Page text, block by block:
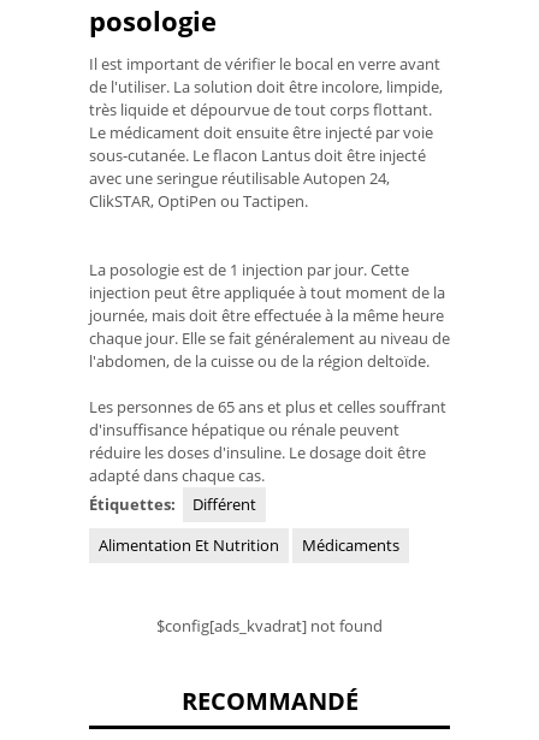
posologie
Il est important de vérifier le bocal en verre avant
de l'utiliser. La solution doit être incolore, limpide,
très liquide et dépourvue de tout corps flottant.
Le médicament doit ensuite être injecté par voie
sous-cutanée. Le flacon Lantus doit être injecté
avec une seringue réutilisable Autopen 24,
ClikSTAR, OptiPen ou Tactipen.
La posologie est de 1 injection par jour. Cette
injection peut être appliquée à tout moment de la
journée, mais doit être effectuée à la même heure
chaque jour. Elle se fait généralement au niveau de
l'abdomen, de la cuisse ou de la région deltoïde.
Les personnes de 65 ans et plus et celles souffrant
d'insuffisance hépatique ou rénale peuvent
réduire les doses d'insuline. Le dosage doit être
adapté dans chaque cas.
Étiquettes:
Différent
Alimentation Et Nutrition
Médicaments
$config[ads_kvadrat] not found
RECOMMANDÉ